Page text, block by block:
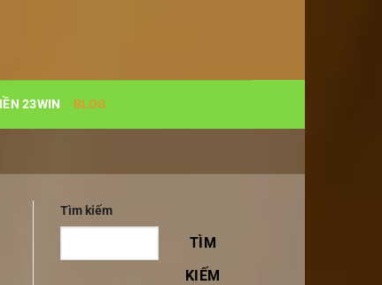
23WIN BLOG
Tìm kiếm
TÌM
KIẾM